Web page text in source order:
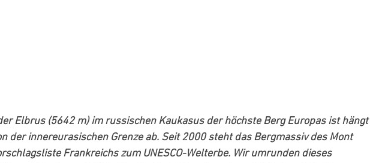
Elbrus (5642 m) im russischen Kaukasus der höchste Berg Europas ist hängt
der innereurasischen Grenze ab. Seit 2000 steht das Bergmassiv des Mont
Frankreichs zum UNESCO-Welterbe. Wir umrunden dieses